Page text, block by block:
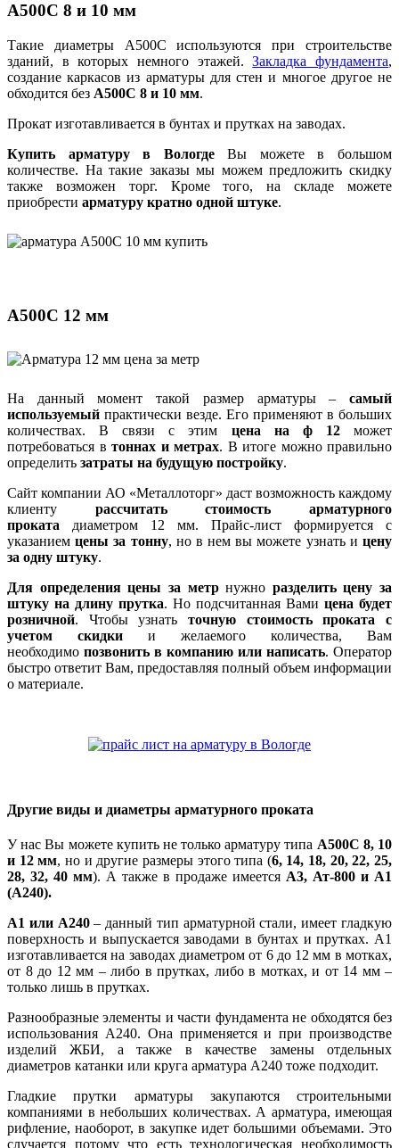
А500С 8 и 10 мм
Такие диаметры А500С используются при строительстве
зданий, в которых немного этажей.Закладка фундамента,
создание каркасов из арматуры для стен и многое другое не
обходится без А500С 8 и 10 мм.
Прокат изготавливается в бунтах и прутках на заводах.
Купить арматуру в ВологдеВы можете в большом
количестве. На такие заказы мы можем предложить скидку
также возможен торг. Кроме того, на складе можете
приобрести арматуру кратно одной штуке.
А500С 12 мм
На данный момент такой размер арматуры – самый
используемый практически везде. Его применяют в больших
количествах. В связи с этим цена на ф 12может
потребоваться в тоннах и метрах. В итоге можно правильно
определить затраты на будущую постройку.
Сайт компании АО «Металлоторг» даст возможность каждому
клиенту рассчитать стоимость арматурного
проката диаметром 12 мм. Прайс-лист формируется с
указаниемцены за тонну, но в нем вы можете узнать ицену
за одну штуку.
Для определения цены за метрнужно разделить цену за
штуку на длину прутка. Но подсчитанная Вами цена будет
розничной. Чтобы узнать точную стоимость проката с
учетом скидки и желаемого количества, Вам
необходимо позвонить в компанию или написать. Оператор
быстро ответит Вам, предоставляя полный объем информации
о материале.
Другие виды и диаметры арматурного проката
У нас Вы можете купить не только арматуру типа А500С 8, 10
и 12 мм, но и другие размеры этого типа (6, 14, 18, 20, 22, 25,
28, 32, 40 мм). А также в продаже имеется А3, Ат-800 и А1
(А240).
А1 или А240– данный тип арматурной стали, имеет гладкую
поверхность и выпускается заводами в бунтах и прутках. А1
изготавливается на заводах диаметром от 6 до 12 мм в мотках,
от 8 до 12 мм – либо в прутках, либо в мотках, и от 14 мм –
только лишь в прутках.
Разнообразные элементы и части фундамента не обходятся без
использования А240. Она применяется и при производстве
изделий ЖБИ, а также в качестве замены отдельных
диаметров катанки или круга арматура А240 тоже подходит.
Гладкие прутки арматуры закупаются строительными
компаниями в небольших количествах. А арматура, имеющая
рифление, наоборот, в закупке идет большими объемами. Это
случается потому что есть технологическая необходимость